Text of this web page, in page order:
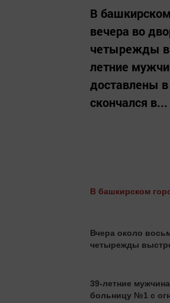
В
вечера во
четырежды
летние
доставлены
скончался в...
В башкирском
Вчера около
четырежды
39-летние
больницу №1 с